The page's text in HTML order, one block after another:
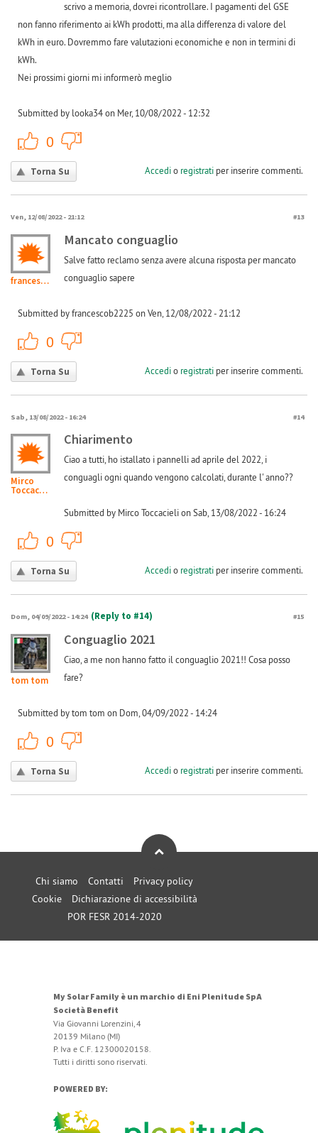
scrivo a memoria, dovrei ricontrollare. I pagamenti del GSE
non fanno riferimento ai kWh prodotti, ma alla differenza di valore del
kWh in euro. Dovremmo fare valutazioni economiche e non in termini di
kWh.
Nei prossimi giorni mi informerò meglio
Submitted by looka34 on Mer, 10/08/2022 - 12:32
0
Torna Su Accedio registratiper inserire commenti.
Ven, 12/08/2022 - 21:12 #13
francescob2225
Mancato conguaglio
Salve fatto reclamo senza avere alcuna risposta per mancato
conguaglio sapere
Submitted by francescob2225 on Ven, 12/08/2022 - 21:12
0
Torna Su Accedio registratiper inserire commenti.
Sab, 13/08/2022 - 16:24 #14
Mirco
Toccacieli
Chiarimento
Ciao a tutti, ho istallato i pannelli ad aprile del 2022, i
conguagli ogni quando vengono calcolati, durante l' anno??
Submitted by Mirco Toccacieli on Sab, 13/08/2022 - 16:24
0
Torna Su Accedio registratiper inserire commenti.
Dom, 04/09/2022 - 14:24 (Reply to #14) #15
tom tom
Conguaglio 2021
Ciao, a me non hanno fatto il conguaglio 2021!! Cosa posso
fare?
Submitted by tom tom on Dom, 04/09/2022 - 14:24
0
Torna Su Accedio registratiper inserire commenti.
Chi siamo Contatti
Privacy policy
Cookie
Dichiarazione di accessibilità
POR FESR 2014-2020
My Solar Family è un marchio di Eni Plenitude SpA
Società Benefit
Via Giovanni Lorenzini, 4
20139 Milano (MI)
P. Iva e C.F. 12300020158.
Tutti i diritti sono riservati.
POWERED BY: